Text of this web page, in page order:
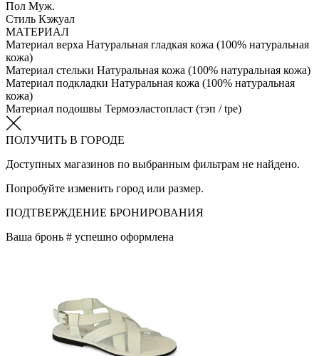
Пол Муж.
Стиль Кэжуал
МАТЕРИАЛ
Материал верха Натуральная гладкая кожа (100% натуральная
кожа)
Материал стельки Натуральная кожа (100% натуральная кожа)
Материал подкладки Натуральная кожа (100% натуральная
кожа)
Материал подошвы Термоэластопласт (тэп / tpe)
ПОЛУЧИТЬ В ГОРОДЕ
Доступных магазинов по выбранным фильтрам не найдено.
Попробуйте изменить город или размер.
ПОДТВЕРЖДЕНИЕ БРОНИРОВАНИЯ
Ваша бронь # успешно оформлена